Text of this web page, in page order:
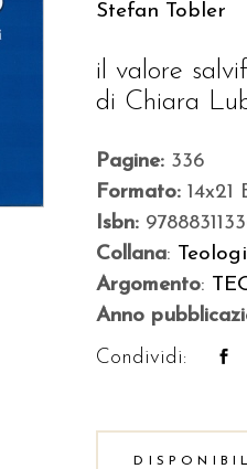
Stefan Tobler
il valore
di Chiara
Pagine: 336
Formato:14x21
Isbn:
Collana:
Argomento:
Anno
Condividi: